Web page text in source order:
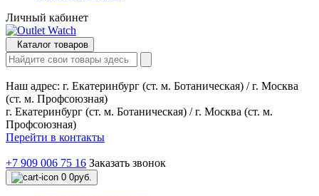
Личный кабинет
Каталог товаров
Наш адрес: г. Екатеринбург (ст. м. Ботаническая) / г. Москва
(ст. м. Профсоюзная)
г. Екатеринбург (ст. м. Ботаническая) / г. Москва (ст. м.
Профсоюзная)
Перейти в контакты
+7 909 006 75 16 Заказать звонок
0 0руб.